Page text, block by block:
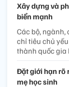
Xây dựng và
biển mạnh
Các bộ,
chỉ tiêu chủ
thành quốc gia
Đặt giới hạn rõ
mẹ học sinh